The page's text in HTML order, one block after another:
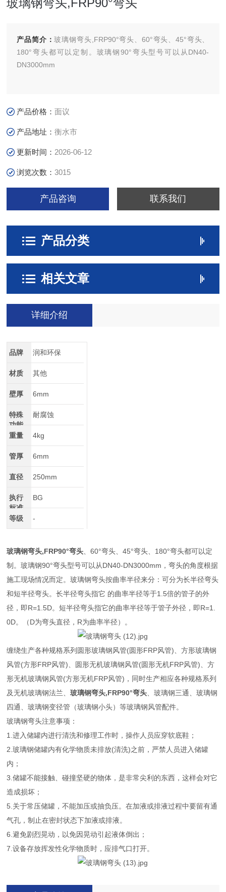
玻璃钢弯头,FRP90°弯头
产品简介：玻璃钢弯头,FRP90°弯头、60°弯头、45°弯头、
180°弯头都可以定制。玻璃钢90°弯头型号可以从DN40-
DN3000mm
产品价格：面议
产品地址：衡水市
更新时间： 2026-06-12
浏览次数：3015
产品咨询 联系我们
产品分类
相关文章
详细介绍
品牌 润和环保
材质 其他
壁厚 6mm
特殊
功能
耐腐蚀
重量 4kg
管厚 6mm
直径 250mm
执行
标准
BG
等级 -
玻璃钢弯头,FRP90°弯头 、60°弯头、45°弯头、180°弯头都可以定
制。玻璃钢90°弯头型号可以从DN40-DN3000mm，弯头的角度根据
施工现场情况而定。玻璃钢弯头按曲率半径来分：可分为长半径弯头
和短半径弯头。长半径弯头指它 的曲率半径等于1.5倍的管子的外
径，即R=1.5D。短半径弯头指它的曲率半径等于管子外径，即R=1.
0D。（D为弯头直径，R为曲率半径）。
缠绕生产各种规格系列圆形玻璃钢风管(圆形FRP风管)、方形玻璃钢
风管(方形FRP风管)、圆形无机玻璃钢风管(圆形无机FRP风管)、方
形无机玻璃钢风管(方形无机FRP风管)，同时生产相应各种规格系列
及无机玻璃钢法兰、玻璃钢弯头,FRP90°弯头 、玻璃钢三通、玻璃钢
四通、玻璃钢变径管（玻璃钢小头）等玻璃钢风管配件。
玻璃钢弯头注意事项：
1.进入储罐内进行清洗和修理工作时，操作人员应穿软底鞋；
2.玻璃钢储罐内有化学物质未排放(清洗)之前，严禁人员进入储罐
内；
3.储罐不能接触、碰撞坚硬的物体，是非常尖利的东西，这样会对它
造成损坏；
5.关于常压储罐，不能加压或抽负压。在加液或排液过程中要留有通
气孔，制止在密封状态下加液或排液。
6.避免剧烈晃动，以免因晃动引起液体倒出；
7.设备存放挥发性化学物质时，应排气口打开。